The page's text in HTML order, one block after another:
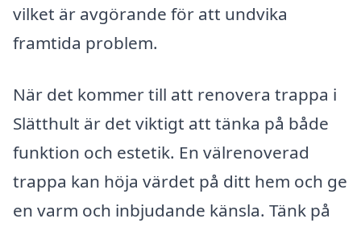
vilket är avgörande för att undvika
framtida problem.
När det kommer till att renovera trappa i
Slätthult är det viktigt att tänka på både
funktion och estetik. En välrenoverad
trappa kan höja värdet på ditt hem och ge
en varm och inbjudande känsla. Tänk på